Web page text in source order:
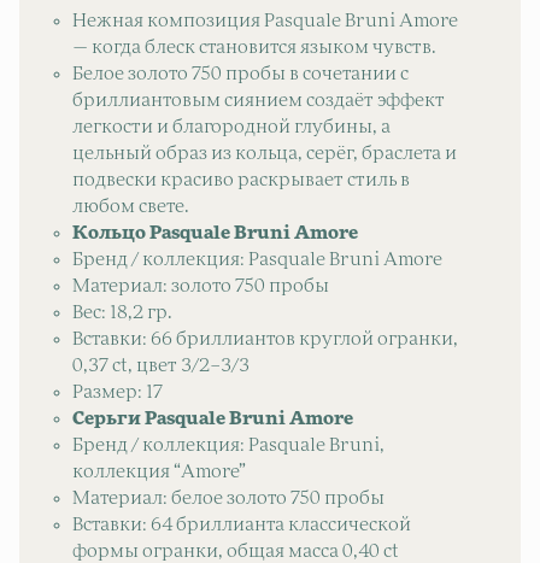
Нежная композиция Pasquale Bruni Amore
— когда блеск становится языком чувств.
Белое золото 750 пробы в сочетании с
бриллиантовым сиянием создаёт эффект
легкости и благородной глубины, а
цельный образ из кольца, серёг, браслета и
подвески красиво раскрывает стиль в
любом свете.
Кольцо Pasquale Bruni Amore
Бренд / коллекция: Pasquale Bruni Amore
Материал: золото 750 пробы
Вес: 18,2 гр.
Вставки: 66 бриллиантов круглой огранки,
0,37 ct, цвет 3/2–3/3
Размер: 17
Серьги Pasquale Bruni Amore
Бренд / коллекция: Pasquale Bruni,
коллекция “Amore”
Материал: белое золото 750 пробы
Вставки: 64 бриллианта классической
формы огранки, общая масса 0,40 ct